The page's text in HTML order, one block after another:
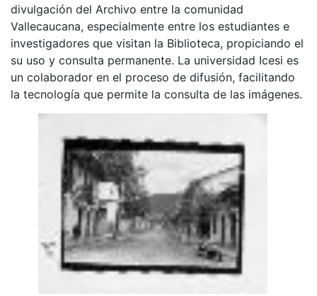
divulgación del Archivo entre la comunidad
Vallecaucana, especialmente entre los estudiantes e
investigadores que visitan la Biblioteca, propiciando el
su uso y consulta permanente. La universidad Icesi es
un colaborador en el proceso de difusión, facilitando
la tecnología que permite la consulta de las imágenes.